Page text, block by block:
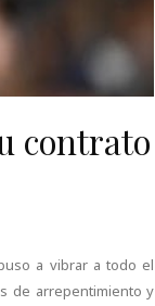
contrato
a vibrar a todo el
de arrepentimiento y